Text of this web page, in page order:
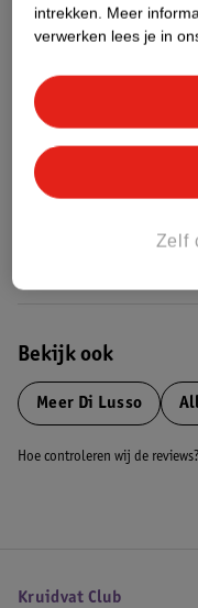
Etiketinformatie
Nature Impact
Bekijk ook
Meer Di Lusso
Hoe controleren wij de reviews?
Kruidvat Club
intrekken. Meer
verwerken lees je in
Zelf